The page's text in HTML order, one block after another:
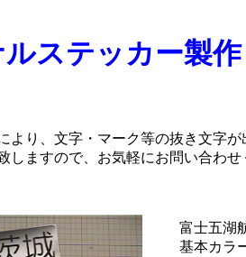
ステッカー製
より、文字・マーク等の抜き文字
しますので、お気軽にお問い合わせ
富士五湖
基本カラ